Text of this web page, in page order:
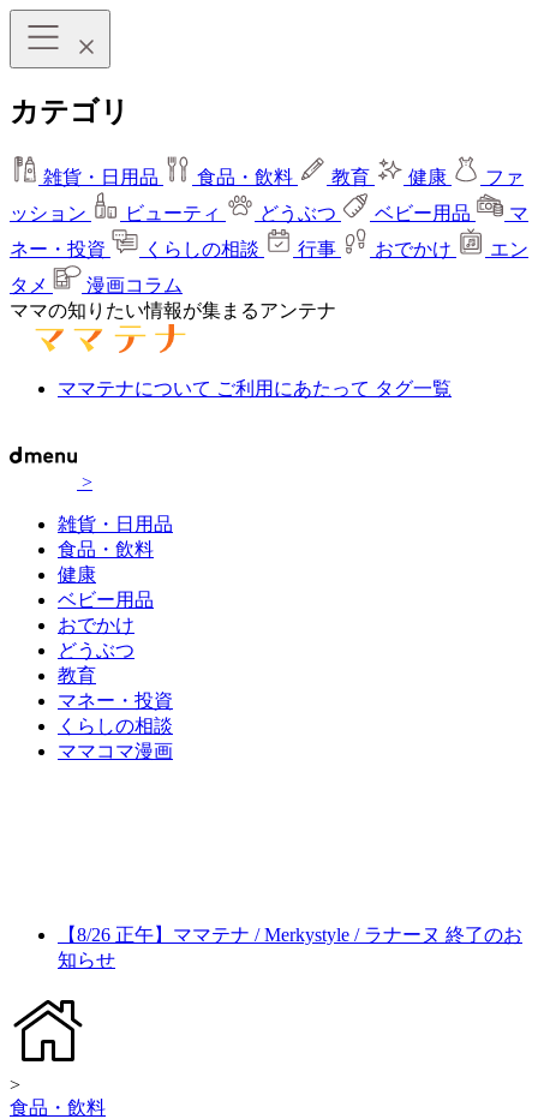
カテゴリ
雑貨・日用品 食品・飲料 教育 健康
ファ
ッション
ビューティ どうぶつ ベビー用品
マ
ネー・投資
くらしの相談 行事 おでかけ
エン
タメ
漫画コラム
ママの知りたい情報が集まるアンテナ
ママテナについて ご利用にあたって タグ一覧
>
雑貨・日用品
食品・飲料
健康
ベビー用品
おでかけ
どうぶつ
教育
マネー・投資
くらしの相談
ママコマ漫画
【8/26 正午】ママテナ / Merkystyle / ラナーヌ 終了のお
知らせ
>
食品・飲料